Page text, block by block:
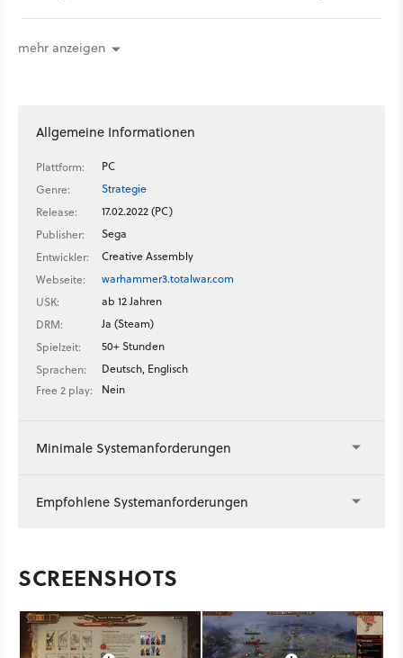
mehr anzeigen
Allgemeine Informationen
Plattform:
PC
Genre:
Strategie
Release:
17.02.2022 (PC)
Publisher:
Sega
Entwickler:
Creative Assembly
Webseite:
warhammer3.totalwar.com
USK:
ab 12 Jahren
DRM:
Ja (Steam)
Spielzeit:
50+ Stunden
Sprachen:
Deutsch, Englisch
Free 2 play:
Nein
Minimale Systemanforderungen
Empfohlene Systemanforderungen
SCREENSHOTS